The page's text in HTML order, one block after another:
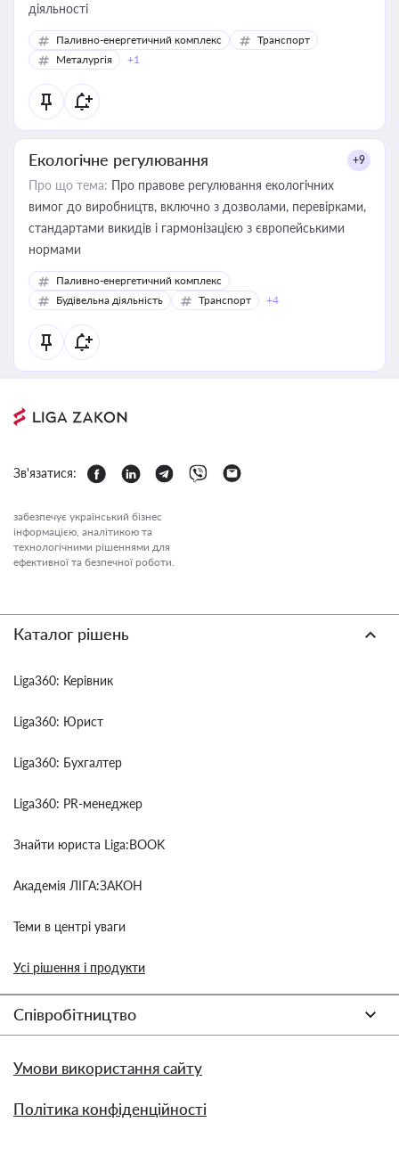
діяльності
Паливно-енергетичний комплекс
Транспорт
Металургія
+1
Екологічне регулювання +9
Про що тема: Про правове регулювання екологічних
вимог до виробництв, включно з дозволами, перевірками,
стандартами викидів і гармонізацією з європейськими
нормами
Паливно-енергетичний комплекс
Будівельна діяльність
Транспорт +4
Зв'язатися:
забезпечує український бізнес
інформацією, аналітикою та
технологічними рішеннями для
ефективної та безпечної роботи.
Каталог рішень
Liga360: Керівник
Liga360: Юрист
Liga360: Бухгалтер
Liga360: PR-менеджер
Знайти юриста Liga:BOOK
Академія ЛІГА:ЗАКОН
Теми в центрі уваги
Усі рішення і продукти
Співробітництво
Умови використання сайту
Політика конфіденційності